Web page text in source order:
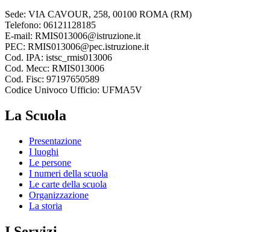
Sede: VIA CAVOUR, 258, 00100 ROMA (RM)
Telefono: 06121128185
E-mail: RMIS013006@istruzione.it
PEC: RMIS013006@pec.istruzione.it
Cod. IPA: istsc_rmis013006
Cod. Mecc: RMIS013006
Cod. Fisc: 97197650589
Codice Univoco Ufficio: UFMA5V
La Scuola
Presentazione
I luoghi
Le persone
I numeri della scuola
Le carte della scuola
Organizzazione
La storia